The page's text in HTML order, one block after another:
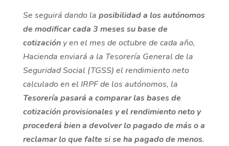
Se seguirá dando la posibilidad a los autónomos
de modificar cada 3 meses su base de
cotizacióny en el mes de octubre de cada año,
Hacienda enviará a la Tesorería General de la
Seguridad Social (TGSS) el rendimiento neto
calculado en el IRPF de los autónomos, la
Tesorería pasará a comparar las bases de
cotización provisionales y el rendimiento neto y
procederá bien a devolver lo pagado de más o a
reclamar lo que falte si se ha pagado de menos.